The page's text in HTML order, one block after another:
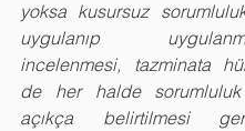
yoksa kusursuz
uygulanıp
incelenmesi, tazminata
de her halde
açıkça belirtilmesi